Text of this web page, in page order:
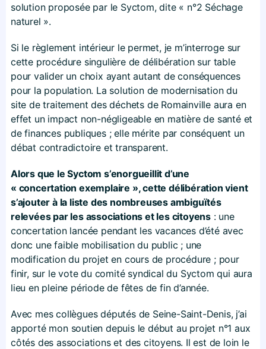
solution proposée par le Syctom, dite « n°2 Séchage
naturel ».
Si le règlement intérieur le permet, je m’interroge sur
cette procédure singulière de délibération sur table
pour valider un choix ayant autant de conséquences
pour la population. La solution de modernisation du
site de traitement des déchets de Romainville aura en
effet un impact non-négligeable en matière de santé et
de finances publiques ; elle mérite par conséquent un
débat contradictoire et transparent.
Alors que le Syctom s’enorgueillit d’une
« concertation exemplaire », cette délibération vient
s’ajouter à la liste des nombreuses ambiguïtés
relevées par les associations et les citoyens : une
concertation lancée pendant les vacances d’été avec
donc une faible mobilisation du public ; une
modification du projet en cours de procédure ; pour
finir, sur le vote du comité syndical du Syctom qui aura
lieu en pleine période de fêtes de fin d’année.
Avec mes collègues députés de Seine-Saint-Denis, j’ai
apporté mon soutien depuis le début au projet n°1 aux
côtés des associations et des citoyens. Il est de loin le